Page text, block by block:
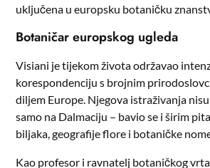
uključena u europsku botaničku
Botaničar europskog ugleda
Visiani je tijekom života održavao
korespondenciju s brojnim
diljem Europe. Njegova istraživanja
samo na Dalmaciju – bavio se i širim
biljaka, geografije flore i botaničke
Kao profesor i ravnatelj botaničkog